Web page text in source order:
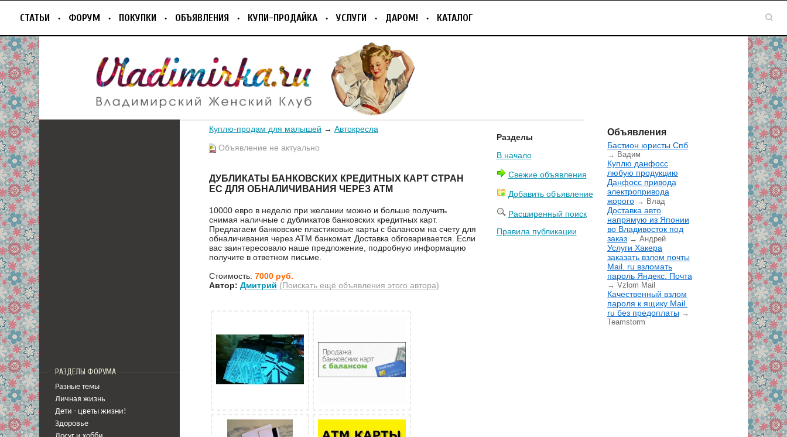
СТАТЬИ ФОРУМ ПОКУПКИ ОБЪЯВЛЕНИЯ КУПИ-ПРОДАЙКА УСЛУГИ ДАРОМ! КАТАЛОГ
РАЗДЕЛЫ ФОРУМА
Разные темы
Личная жизнь
Дети - цветы жизни!
Здоровье
Куплю-продам для малышей → Автокресла
Объявление не актуально
ДУБЛИКАТЫ БАНКОВСКИХ КРЕДИТНЫХ КАРТ СТРАН
ЕС ДЛЯ ОБНАЛИЧИВАНИЯ ЧЕРЕЗ АТМ
10000 евро в неделю при желании можно и больше получить
снимая наличные с дубликатов банковских кредитных карт.
Предлагаем банковские пластиковые карты с балансом на счету для
обналичивания через АТМ банкомат. Доставка обговаривается. Если
вас заинтересовало наше предложение, подробную информацию
получите в ответном письме.
Стоимость: 7000 руб.
Автор: Дмитрий (Поискать ещё объявления этого автора)
Разделы
В начало
Свежие объявления
Добавить объявление
Расширенный поиск
Правила публикации
Объявления
Бастион юристы Спб
→ Вадим
Куплю данфосс
любую продукцию
Данфосс привода
электропривода
жорого → Влад
Доставка авто
напрямую из Японии
во Владивосток под
заказ → Андрей
Услуги Хакера
заказать взлом почты
Mail. ru взломать
пароль Яндекс. Почта
→ Vzlom Mail
Качественный взлом
пароля к ящику Mail.
ru без предоплаты →
Teamstorm